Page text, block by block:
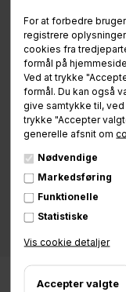
For at forbedre
registrere
cookies fra
formål på
Ved at trykke
formål. Du kan også
give samtykke til,
trykke "Accepter
generelle afsnit om
Nødvendige
Markedsføring
Funktionelle
Statistiske
Vis cookie detaljer
Hynde / City -
Carve - Flow
500,00 DKK